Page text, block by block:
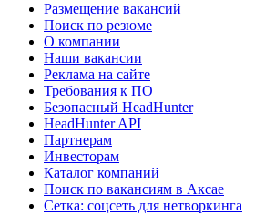
Размещение вакансий
Поиск по резюме
О компании
Наши вакансии
Реклама на сайте
Требования к ПО
Безопасный HeadHunter
HeadHunter API
Партнерам
Инвесторам
Каталог компаний
Поиск по вакансиям в Аксае
Сетка: соцсеть для нетворкинга